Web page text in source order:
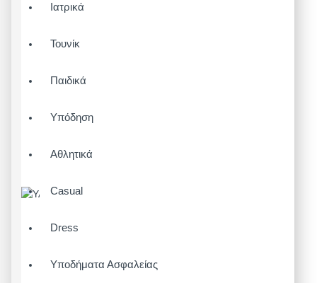
Ιατρικά
Τουνίκ
Παιδικά
Υπόδηση
Αθλητικά
Casual
Dress
Υποδήματα Ασφαλείας